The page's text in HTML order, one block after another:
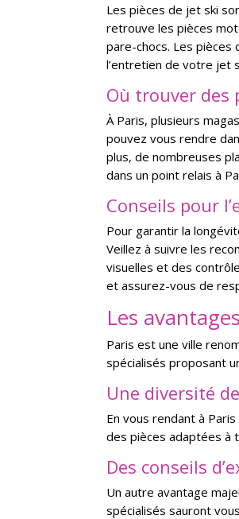
Les pièces de jet ski
retrouve les pièces
pare-chocs. Les
l’entretien de votre jet
Où trouver des
À Paris, plusieurs
pouvez vous rendre
plus, de nombreuses
dans un point relais à
Conseils pour
Pour garantir la
Veillez à suivre les
visuelles et des
et assurez-vous de
Les
Paris est une ville
spécialisés proposant
Une diversité
En vous rendant à
des pièces adaptées à
Des conseils
Un autre avantage
spécialisés sauront